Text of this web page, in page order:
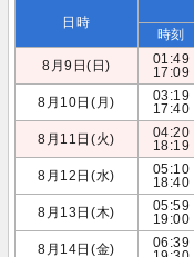
日時
時刻
8月9日(日)
01:49
17:09
8月10日(月)
03:19
17:40
8月11日(火)
04:20
18:19
8月12日(水)
05:10
18:40
8月13日(木)
05:59
19:00
8月14日(金)
06:39